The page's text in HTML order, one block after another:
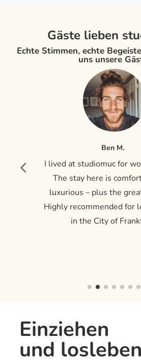
Gäste lieben
Echte Stimmen, echte
uns unsere
Ben M.
I lived at studiomuc for
The stay here is
luxurious – plus the
Highly recommended for
in the City of
Einziehen
und